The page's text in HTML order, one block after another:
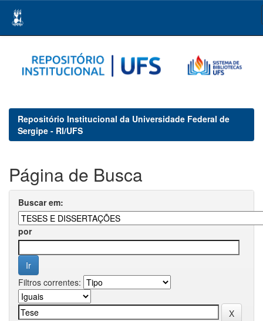
navigation
Repositório Institucional da Universidade Federal de
Sergipe - RI/UFS
Página de Busca
Buscar em:
por
Filtros correntes: